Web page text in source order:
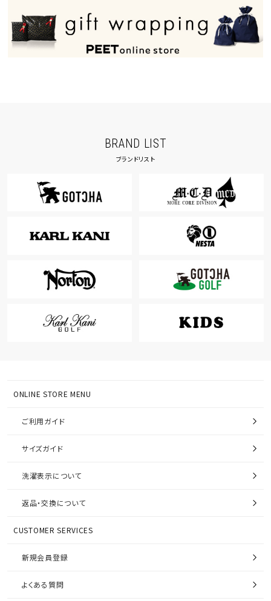
BRAND LIST
ブランドリスト
ONLINE STORE MENU
ご利用ガイド
サイズガイド
洗濯表示について
返品・交換について
CUSTOMER SERVICES
新規会員登録
よくある質問